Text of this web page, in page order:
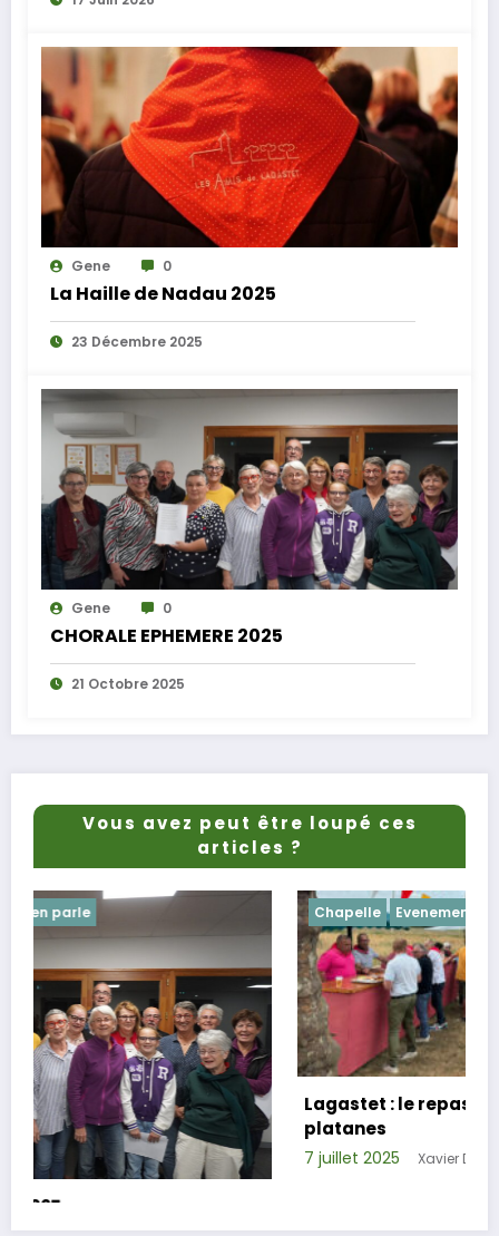
Gene 0
La Haille de Nadau 2025
23 Décembre 2025
Gene 0
CHORALE EPHEMERE 2025
21 Octobre 2025
Vous avez peut être loupé ces
articles ?
Evenements
Lagastet : le repas champêtre réussi
platanes
7 juillet 2025 Xavier D.